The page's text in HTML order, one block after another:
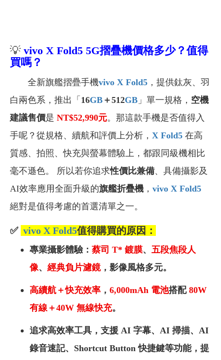
💡 vivo X Fold5 5G摺疊機價格多少？值得
買嗎？
全新旗艦摺疊手機vivo X Fold5 ， 提供鈦灰、羽
白兩色系，推出「 16GB ＋512GB 」單一規格， 空機
建議售價是 NT$52,990元。那這款手機是否值得入
手呢？從規格、續航和評價上分析， X Fold5 在高
質感、拍照、快充與螢幕體驗上，都跟同級機相比
毫不遜色。 所以若你追求性價比兼備、具備攝影及
AI效率應用全面升級的旗艦折疊機 ， vivo X Fold5
絕對是值得考慮的首選清單之一。
✅ vivo X Fold5值得購買的原因：
專業攝影體驗： 蔡司 T* 鍍膜、 五段焦段人
像、 經典負片濾鏡，影像風格多元。
高續航＋快充效率 ， 6,000mAh 電池搭配 80W
有線＋40W 無線快充。
追求高效率工具，支援 AI 字幕、AI 掃描、AI
錄音速記、Shortcut Button 快捷鍵等功能，提